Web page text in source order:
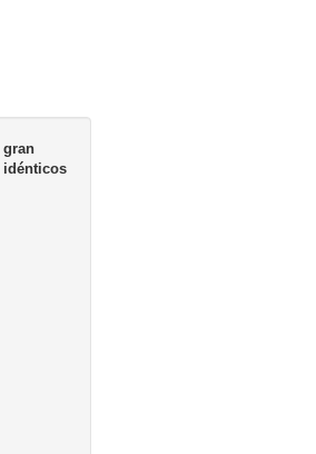
gran
idénticos